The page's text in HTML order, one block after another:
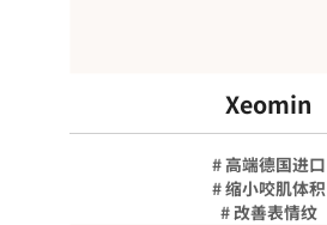
Xeomin
# 高端德国进口
# 缩小咬肌体积
# 改善表情纹